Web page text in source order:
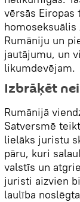
vērsās
Rumāniju un
jautājumu, un
likumdevējam.
Izbrāķēt
Rumānijā
Satversmē
lielāks juristu
pāru, kuri
valstīs un
juristi aizvien
laulība